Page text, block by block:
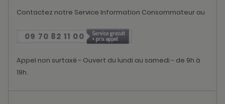
Contactez notre Service Information Consommateur au
09 70 82 11 00
Appel non surtaxé - Ouvert du lundi au samedi - de 9h à
19h.